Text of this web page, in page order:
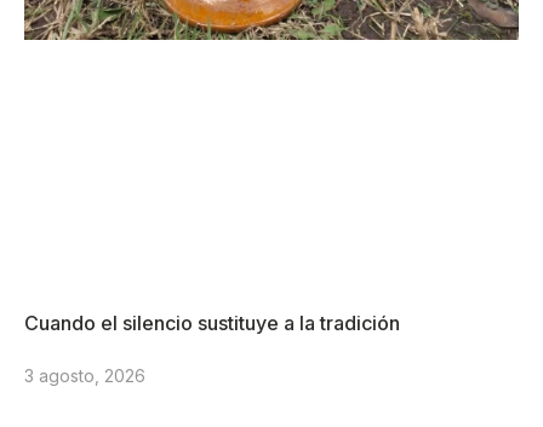
Cuando el silencio sustituye a la tradición
3 agosto, 2026